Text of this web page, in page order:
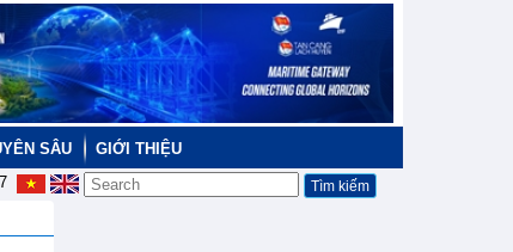
SÂU
GIỚI THIỆU